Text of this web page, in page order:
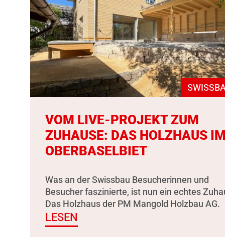
VOM LIVE-PROJEKT ZUM
ZUHAUSE: DAS HOLZHAUS
OBERBASELBIET
Was an der Swissbau Besucherinnen und
Besucher faszinierte, ist nun ein echtes
Das Holzhaus der PM Mangold Holzbau AG.
LESEN